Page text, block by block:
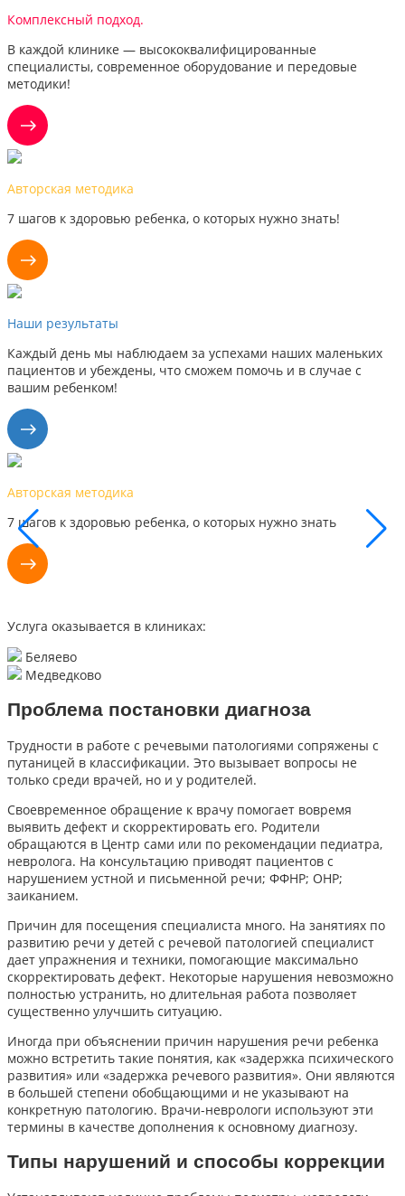
Комплексный подход.
В каждой клинике — высококвалифицированные
специалисты, современное оборудование и передовые
методики!
Авторская методика
7 шагов к здоровью ребенка, о которых нужно знать!
Наши результаты
Каждый день мы наблюдаем за успехами наших маленьких
пациентов и убеждены, что сможем помочь и в случае с
вашим ребенком!
знать
Каждый день мы видим успехи наших
поэтому уверены, что сможем помочь и
Услуга оказывается в клиниках:
Беляево
Медведково
Проблема постановки диагноза
Трудности в работе с речевыми патологиями сопряжены с
путаницей в классификации. Это вызывает вопросы не
только среди врачей, но и у родителей.
Своевременное обращение к врачу помогает вовремя
выявить дефект и скорректировать его. Родители
обращаются в Центр сами или по рекомендации педиатра,
невролога. На консультацию приводят пациентов с
нарушением устной и письменной речи; ФФНР; ОНР;
заиканием.
Причин для посещения специалиста много. На занятиях по
развитию речи у детей с речевой патологией специалист
дает упражнения и техники, помогающие максимально
скорректировать дефект. Некоторые нарушения невозможно
полностью устранить, но длительная работа позволяет
существенно улучшить ситуацию.
Иногда при объяснении причин нарушения речи ребенка
можно встретить такие понятия, как «задержка психического
развития» или «задержка речевого развития». Они являются
в большей степени обобщающими и не указывают на
конкретную патологию. Врачи-неврологи используют эти
термины в качестве дополнения к основному диагнозу.
Типы нарушений и способы коррекции